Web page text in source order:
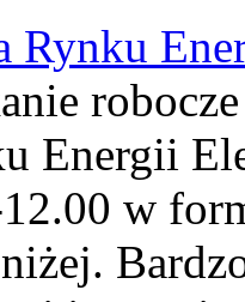
Rynku
Energii
w